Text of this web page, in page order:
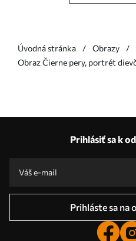
Úvodná stránka Obrazy
Obraz Čierne pery, portrét
Prihlásiť sa k
Prihláste sa na